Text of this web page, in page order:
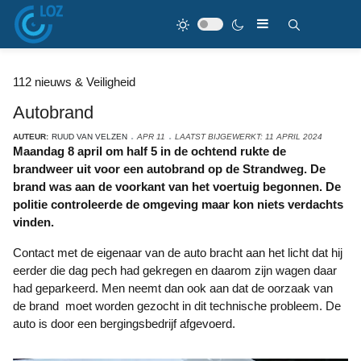
112 nieuws & Veiligheid
Autobrand
AUTEUR: RUUD VAN VELZEN APR 11 LAATST BIJGEWERKT: 11 APRIL 2024
Maandag 8 april om half 5 in de ochtend rukte de
brandweer uit voor een autobrand op de Strandweg. De
brand was aan de voorkant van het voertuig begonnen. De
politie controleerde de omgeving maar kon niets verdachts
vinden.
Contact met de eigenaar van de auto bracht aan het licht dat hij
eerder die dag pech had gekregen en daarom zijn wagen daar
had geparkeerd. Men neemt dan ook aan dat de oorzaak van
de brand moet worden gezocht in dit technische probleem. De
auto is door een bergingsbedrijf afgevoerd.